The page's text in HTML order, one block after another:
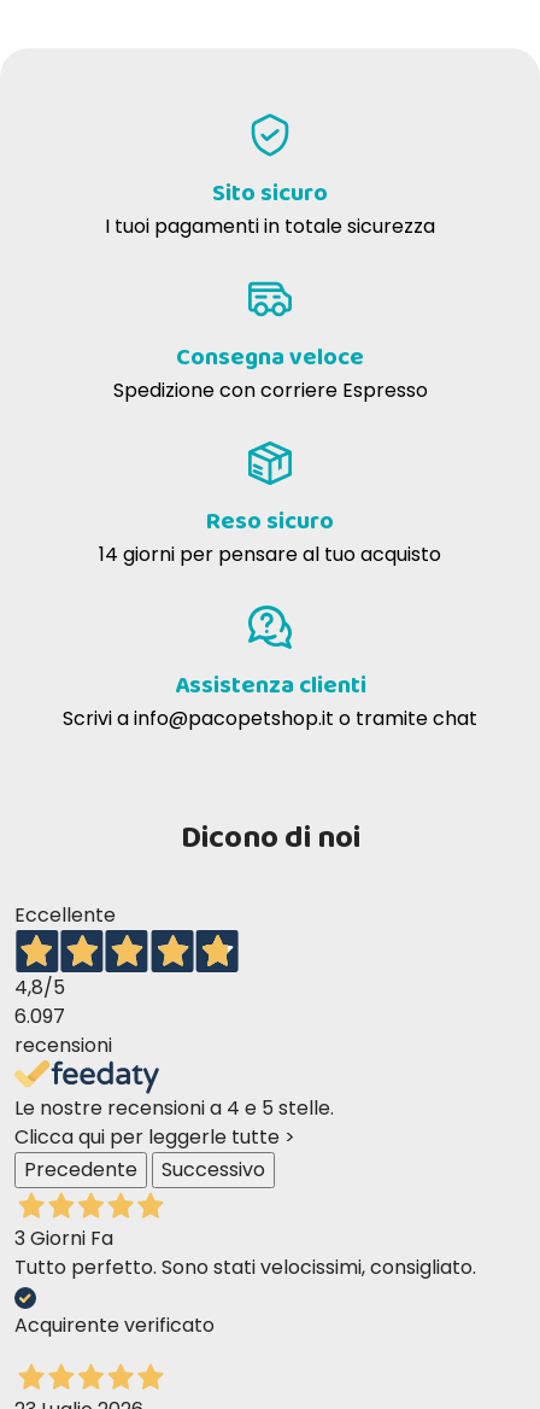
Sito sicuro
I tuoi pagamenti in totale sicurezza
Consegna veloce
Spedizione con corriere Espresso
Reso sicuro
14 giorni per pensare al tuo acquisto
Assistenza clienti
Scrivi ainfo@pacopetshop.it o tramite chat
Dicono di noi
Eccellente
4,8/5
6.097
recensioni
Le nostre recensioni a 4 e 5 stelle.
Clicca qui per leggerle tutte >
Precedente
Successivo
3 Giorni Fa
Tutto perfetto. Sono stati velocissimi, consigliato.
Acquirente verificato